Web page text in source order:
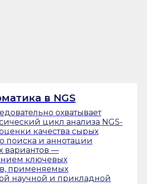
в NGS
охватывает
цикл анализа NGS-
качества сырых
поиска и аннотации
вариантов —
ключевых
применяемых
научной и прикладной